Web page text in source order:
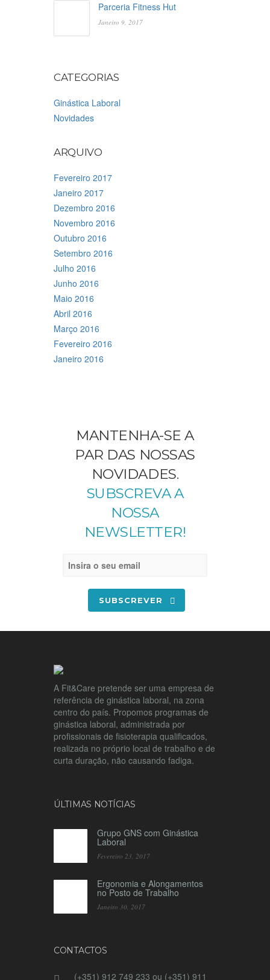
Parceria Fitness Hut
Janeiro 9, 2017
CATEGORIAS
Ginástica Laboral
Novidades
ARQUIVO
Fevereiro 2017
Janeiro 2017
Dezembro 2016
Novembro 2016
Outubro 2016
Setembro 2016
Julho 2016
Junho 2016
Maio 2016
Abril 2016
Março 2016
Fevereiro 2016
Janeiro 2016
MANTENHA-SE A
PAR DAS NOSSAS
NOVIDADES.
SUBSCREVA A
NOSSA
NEWSLETTER!
SUBSCREVER
A Fit&Care pretende ser uma empresa de
referência de ginástica laboral, na zona
centro do país. Propomos programas de
ginástica laboral, administrada por
profissionais de fisioterapia qualificados,
realizada no próprio local de trabalho e de
curta duração, não causando fadiga.
ÚLTIMAS NOTÍCIAS
Grupo GNS com Ginástica
Laboral
Fevereiro 23, 2017
Ergonomia e Alongamentos
no Posto de Trabalho
Janeiro 30, 2017
CONTACTOS
(+351) 912 749 233 ou (+351) 911